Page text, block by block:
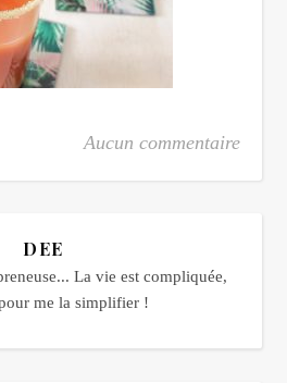
Aucun commentaire
DEE
La vie est compliquée,
me la simplifier !